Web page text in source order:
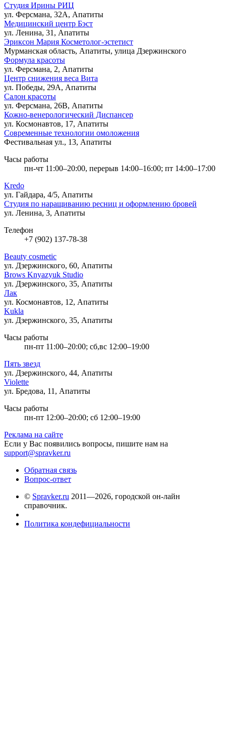
Студия Ирины РИЦ
ул. Ферсмана, 32А, Апатиты
Медицинский центр Бэст
ул. Ленина, 31, Апатиты
Эриксон Мария Косметолог-эстетист
Мурманская область, Апатиты, улица Дзержинского
Формула красоты
ул. Ферсмана, 2, Апатиты
Центр снижения веса Вита
ул. Победы, 29А, Апатиты
Салон красоты
ул. Ферсмана, 26В, Апатиты
Кожно-венерологический Диспансер
ул. Космонавтов, 17, Апатиты
Современные технологии омоложения
Фестивальная ул., 13, Апатиты
Часы работы
пн-чт 11:00–20:00, перерыв 14:00–16:00; пт 14:00–17:00
Kredo
ул. Гайдара, 4/5, Апатиты
Студия по наращиванию ресниц и оформлению бровей
ул. Ленина, 3, Апатиты
Телефон
+7 (902) 137-78-38
Beauty cosmetic
ул. Дзержинского, 60, Апатиты
Brows Knyazyuk Studio
ул. Дзержинского, 35, Апатиты
Лак
ул. Космонавтов, 12, Апатиты
Kukla
ул. Дзержинского, 35, Апатиты
Часы работы
пн-пт 11:00–20:00; сб,вс 12:00–19:00
Пять звезд
ул. Дзержинского, 44, Апатиты
Violette
ул. Бредова, 11, Апатиты
Часы работы
пн-пт 12:00–20:00; сб 12:00–19:00
Реклама на сайте
Если у Вас появились вопросы, пишите нам на
support@spravker.ru
Обратная связь
Вопрос-ответ
© Spravker.ru 2011—2026, городской он-лайн
справочник.
Политика кондефициальности